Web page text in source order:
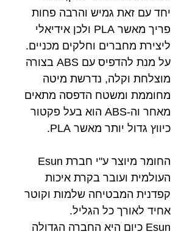
יחד עם זאת גמיש והרבה פחות
פריך מאשר PLA ולכן אידיאלי
ליצירת מחברים וחלקים מכניים.
על מנת להדפיס עם ABS בצורה
מוצלחת וקלה, נדרשת מיטה
מחוממת ומשטח הדפסה מתאים
מאחר וה-ABS הוא בעל פקטור
כיווץ גדול יותר מאשר PLA.
החומר מיוצר ע"י חברת Esun
העולמית ועובר בקרת איכות
קפדנית המבטיחה שלמות וקוטר
אחיד לאורך כל הגליל.
Esun כיום היא החברה הגדולה